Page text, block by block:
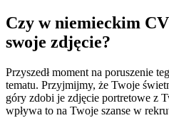
Czy w niemieckim CV
swoje zdjęcie?
Przyszedł moment na poruszenie
tematu. Przyjmijmy, że Twoje
góry zdobi je zdjęcie portretowe z
wpływa to na Twoje szanse w